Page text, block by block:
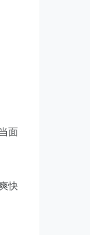
面
快